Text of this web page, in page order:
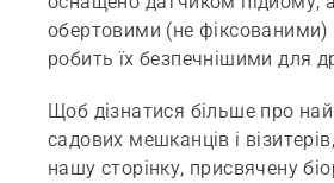
обертовими (не
робить їх безпечнішими для
Щоб дізнатися більше про
садових мешканців і
нашу сторінку, присвячену